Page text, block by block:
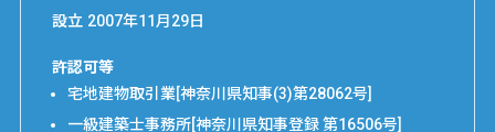
設立 2007年11月29日
許認可等
宅地建物取引業[神奈川県知事(3)第28062号]
一級建築士事務所[神奈川県知事登録 第16506号]